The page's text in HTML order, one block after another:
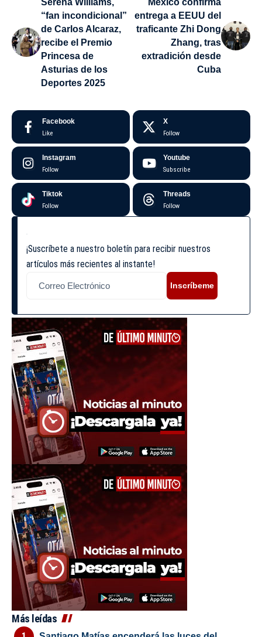
“fan incondicional”
de Carlos Alcaraz,
recibe el Premio
Princesa de
Asturias de los
Deportes 2025
entrega a EEUU del
traficante Zhi Dong
Zhang, tras
extradición desde
Cuba
Facebook
Like
X
Follow
Instagram
Follow
Youtube
Subscribe
Tiktok
Follow
Threads
Follow
¡Suscríbete a nuestro boletín para recibir nuestros
artículos más recientes al instante!
Inscríbeme
Más leídas